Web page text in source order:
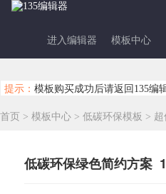
进入编辑器 模板中心
提示： 模板购买成功后请返回135编
首页 > 模板中心 > 低碳环保模板 >
低碳环保绿色简约方案